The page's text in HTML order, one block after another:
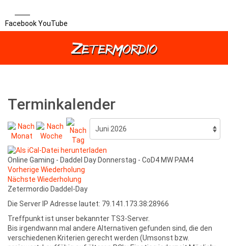
FacebookYouTube
Terminkalender
Online Gaming - Daddel Day Donnerstag - CoD4 MW PAM4
Vorherige Wiederholung
Nächste Wiederholung
Zetermordio Daddel-Day
Die Server IP Adresse lautet: 79.141.173.38:28966
Treffpunkt ist unser bekannter TS3-Server.
Bis irgendwann mal andere Alternativen gefunden sind, die den
verschiedenen Kriterien gerecht werden (Umsonst bzw.